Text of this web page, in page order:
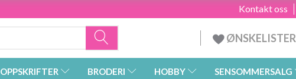
Kontakt oss
ØNSKELISTER
OPPSKRIFTER BRODERI HOBBY SENSOMMERSALG